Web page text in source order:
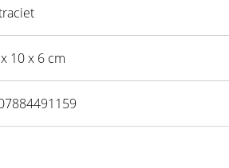
10 x 6 cm